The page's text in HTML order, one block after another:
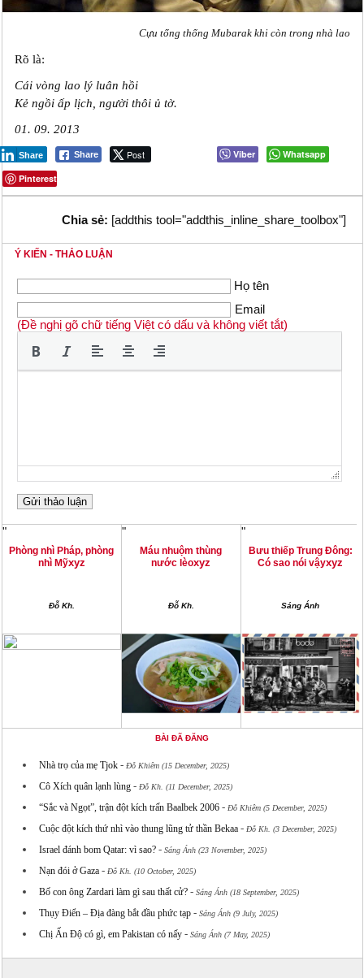
Cựu tổng thống Mubarak khi còn trong nhà lao
Rõ là:
Cái vòng lao lý luân hồi
Kẻ ngồi ấp lịch, người thôi ủ tờ.
01. 09. 2013
Share Post
Share Viber
Whatsapp
Pinterest
Chia sẻ: [addthis tool="addthis_inline_share_toolbox"]
Ý KIẾN - THẢO LUẬN
Họ tên
Email
(Đề nghị gõ chữ tiếng Việt có dấu và không viết tắt)
"
Phòng nhì Pháp, phòng
nhì Mỹxyz
Đỗ Kh.
"
Máu nhuộm thùng
nước lèoxyz
Đỗ Kh.
"
Bưu thiếp Trung Đông:
Có sao nói vậyxyz
Sáng Ánh
BÀI ĐÃ ĐĂNG
Nhà trọ của mẹ Tjok- Đỗ Khiêm (15 December, 2025)
Cô Xích quân lạnh lùng- Đỗ Kh. (11 December, 2025)
“Sắc và Ngọt”, trận đột kích trấn Baalbek 2006- Đỗ Khiêm (5 December, 2025)
Cuộc đột kích thứ nhì vào thung lũng tử thần Bekaa- Đỗ Kh. (3 December, 2025)
Israel đánh bom Qatar: vì sao?- Sáng Ánh (23 November, 2025)
Nạn đói ở Gaza- Đỗ Kh. (10 October, 2025)
Bố con ông Zardari làm gì sau thất cử?- Sáng Ánh (18 September, 2025)
Thụy Điển – Địa đàng bắt đầu phức tạp- Sáng Ánh (9 July, 2025)
Chị Ấn Độ có gì, em Pakistan có nấy- Sáng Ánh (7 May, 2025)